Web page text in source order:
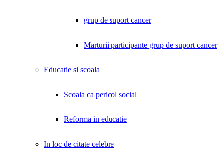
grup de suport cancer
Marturii participante grup de suport cancer
Educatie si scoala
Scoala ca pericol social
Reforma in educatie
In loc de citate celebre